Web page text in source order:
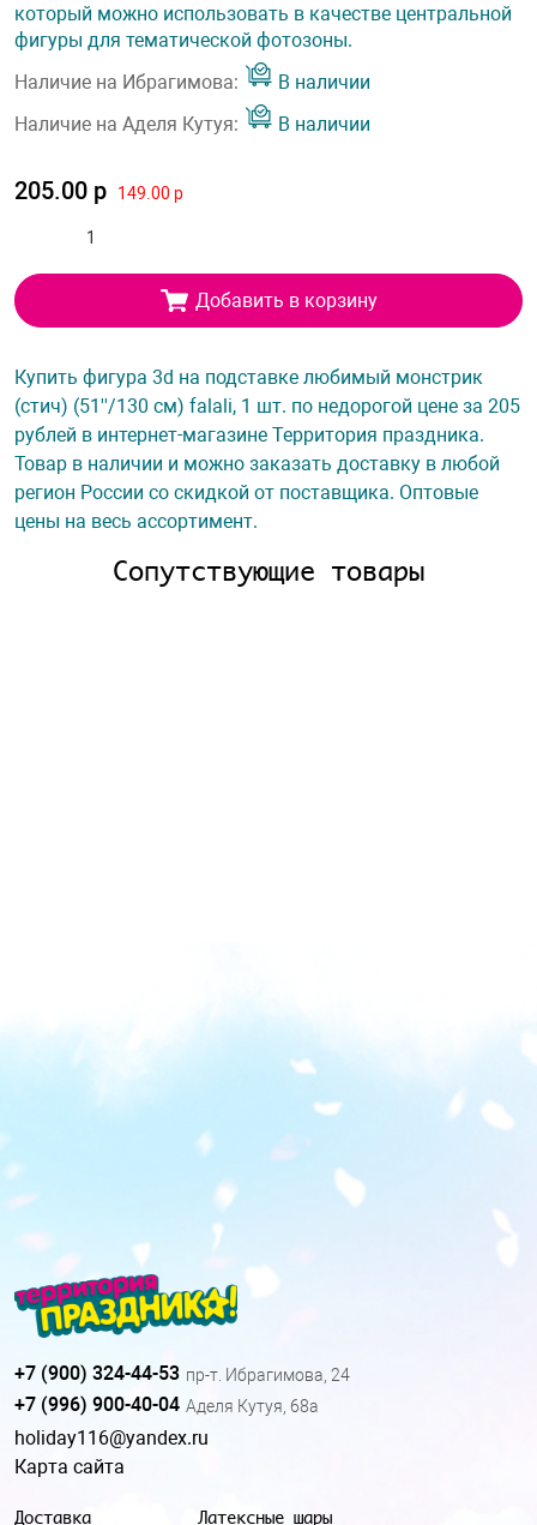
который можно использовать в качестве центральной
фигуры для тематической фотозоны.
Наличие на Ибрагимова:
В наличии
Наличие на Аделя Кутуя:
В наличии
205.00 р 149.00 р
Добавить в корзину
Купить фигура 3d на подставке любимый монстрик
(стич) (51''/130 см) falali, 1 шт. по недорогой цене за 205
рублей в интернет-магазине Территория праздника.
Товар в наличии и можно заказать доставку в любой
регион России со скидкой от поставщика. Оптовые
цены на весь ассортимент.
Сопутствующие товары
Доставка Латексные шары
+7 (900) 324-44-53 пр-т. Ибрагимова, 24
+7 (996) 900-40-04 Аделя Кутуя, 68а
holiday116@yandex.ru
Карта сайта